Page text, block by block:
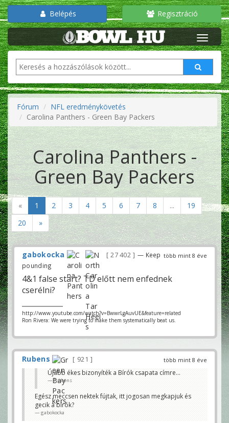
Belépés Regisztráció
Fórum
NFL eredménykövetés
Carolina Panthers - Green Bay Packers
Carolina Panthers -
Green Bay Packers
« 1 2 3 4 5 6 7 8 ...
19
20
»
több mint 8 éve
gabokocka 27 402
— Keep
pounding
4&1 false start? TD előtt nem enfednek
cserélni?
http://www.youtube.com/watch?v=BwwrLgAuvUE&feature=related
Ron Rivera: We were trying to make them systematically beat us.
több mint 8 éve
Rubens
921
Újabb ékes bizonyíték a Bírók csapata címre...
Rubens
Egész meccsen nektek fújtak, itt jogosan megkapjuk és
gecik a bírók?
gabokocka